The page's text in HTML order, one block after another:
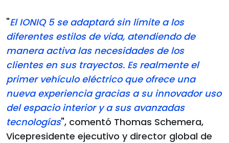
"El IONIQ 5 se adaptará sin límite a los
diferentes estilos de vida, atendiendo de
manera activa las necesidades de los
clientes en sus trayectos. Es realmente el
primer vehículo eléctrico que ofrece una
nueva experiencia gracias a su innovador uso
del espacio interior y a sus avanzadas
tecnologías", comentó Thomas Schemera,
Vicepresidente ejecutivo y director global de